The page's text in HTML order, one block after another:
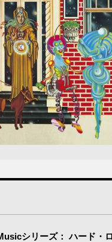
シリーズ： ハード・